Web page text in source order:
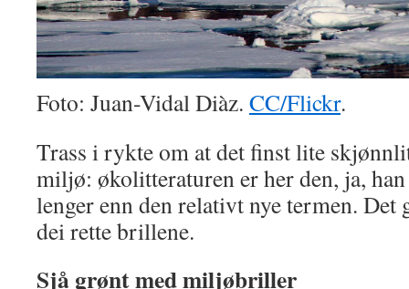
Foto: Juan-Vidal Diàz. CC/Flickr.
Trass i rykte om at det finst lite
miljø: økolitteraturen er her den, ja,
lenger enn den relativt nye termen. Det
dei rette brillene.
Sjå grønt med miljøbriller